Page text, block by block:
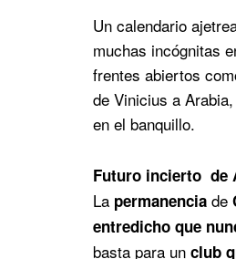
Un calendario
muchas incógnitas
frentes abiertos
de Vinicius a
en el banquillo.
Futuro incierto de
La permanencia de
entredicho que
basta para un club